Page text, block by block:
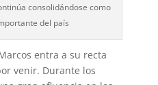
consolidándose como
del país
entra a su recta
venir. Durante los